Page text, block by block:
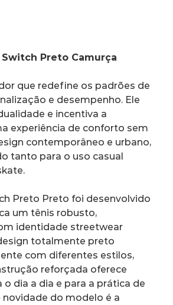
Preto Camurça
que redefine os padrões de
e desempenho. Ele
e incentiva a
experiência de conforto sem
contemporâneo e urbano,
tanto para o uso casual
Preto Preto foi desenvolvido
um tênis robusto,
identidade streetwear
totalmente preto
com diferentes estilos,
reforçada oferece
o dia a dia e para a prática de
novidade do modelo é a